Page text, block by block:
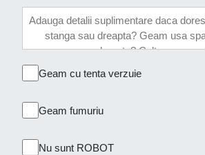
Geam cu tenta verzuie
Geam fumuriu
Nu sunt ROBOT